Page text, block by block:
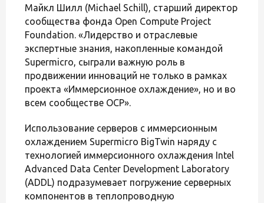
Майкл Шилл (Michael Schill), старший директор
сообщества фонда Open Compute Project
Foundation. «Лидерство и отраслевые
экспертные знания, накопленные командой
Supermicro, сыграли важную роль в
продвижении инноваций не только в рамках
проекта «Иммерсионное охлаждение», но и во
всем сообществе OCP».
Использование серверов с иммерсионным
охлаждением Supermicro BigTwin наряду с
технологией иммерсионного охлаждения Intel
Advanced Data Center Development Laboratory
(ADDL) подразумевает погружение серверных
компонентов в теплопроводную